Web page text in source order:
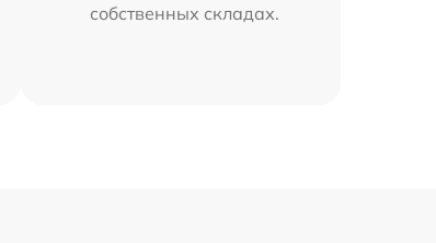
собственных складах.